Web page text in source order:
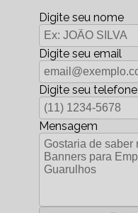
Digite seu nome
Digite seu email
Digite seu telefone
Mensagem